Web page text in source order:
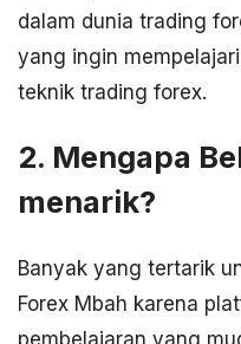
dalam dunia trading
yang ingin
teknik trading forex.
2. Mengapa
menarik?
Banyak yang tertarik
Forex Mbah karena
pembelajaran yang